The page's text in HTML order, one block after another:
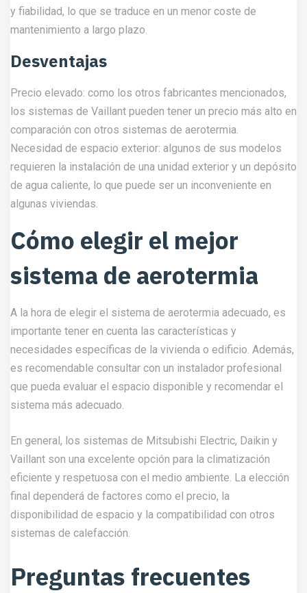
y fiabilidad, lo que se traduce en un menor coste de
mantenimiento a largo plazo.
Desventajas
Precio elevado: como los otros fabricantes mencionados,
los sistemas de Vaillant pueden tener un precio más alto en
comparación con otros sistemas de aerotermia.
Necesidad de espacio exterior: algunos de sus modelos
requieren la instalación de una unidad exterior y un depósito
de agua caliente, lo que puede ser un inconveniente en
algunas viviendas.
Cómo elegir el mejor
sistema de aerotermia
A la hora de elegir el sistema de aerotermia adecuado, es
importante tener en cuenta las características y
necesidades específicas de la vivienda o edificio. Además,
es recomendable consultar con un instalador profesional
que pueda evaluar el espacio disponible y recomendar el
sistema más adecuado.
En general, los sistemas de Mitsubishi Electric, Daikin y
Vaillant son una excelente opción para la climatización
eficiente y respetuosa con el medio ambiente. La elección
final dependerá de factores como el precio, la
disponibilidad de espacio y la compatibilidad con otros
sistemas de calefacción.
Preguntas frecuentes